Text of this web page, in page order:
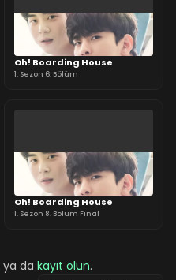
Oh! Boarding House
1. Sezon 6. Bölüm
Oh! Boarding House
1. Sezon 8. Bölüm Final
ya da kayıt olun.